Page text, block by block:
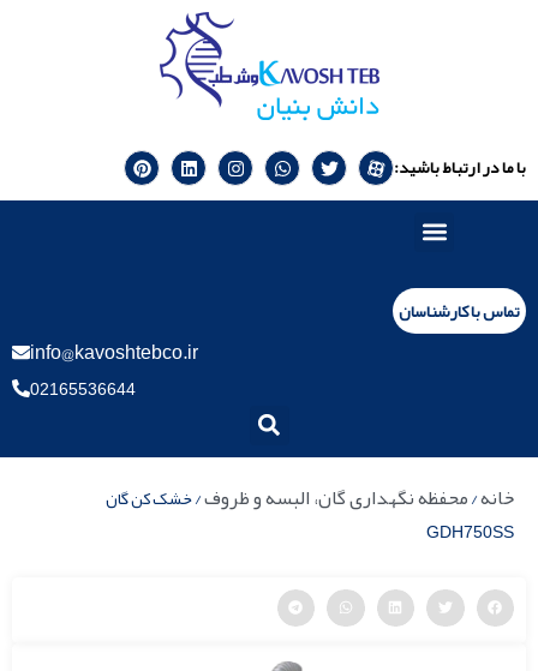
با ما در ارتباط باشید:
تماس با کارشناسان
info@kavoshtebco.ir
02165536644
خانه/محفظه نگهداری گان، البسه و ظروف/ خشک کن گان
GDH750SS